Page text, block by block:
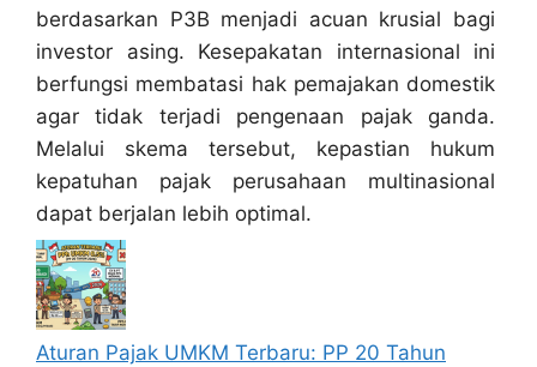
berdasarkan P3B menjadi acuan krusial bagi
investor asing. Kesepakatan internasional ini
berfungsi membatasi hak pemajakan domestik
agar tidak terjadi pengenaan pajak ganda.
Melalui skema tersebut, kepastian hukum
kepatuhan pajak perusahaan multinasional
dapat berjalan lebih optimal.
Aturan Pajak UMKM Terbaru: PP 20 Tahun